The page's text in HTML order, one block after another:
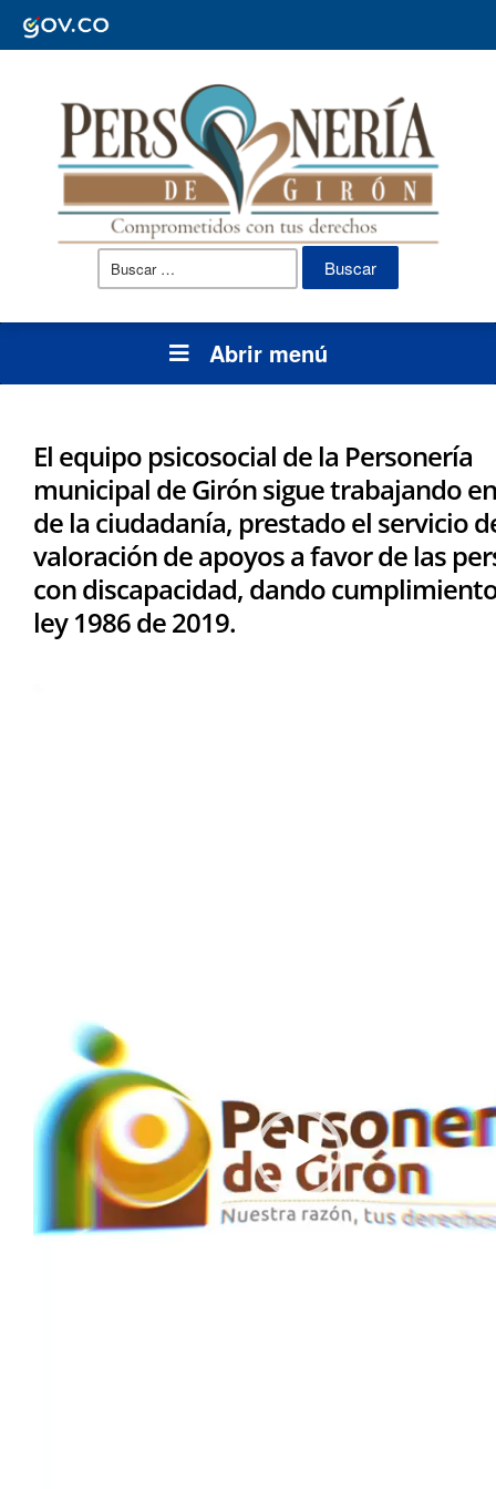
Buscar:
Abrir menú
El equipo psicosocial de la Personería
municipal de Girón sigue trabajando
de la ciudadanía, prestado el servicio
valoración de apoyos a favor de las
con discapacidad, dando
ley 1986 de 2019.